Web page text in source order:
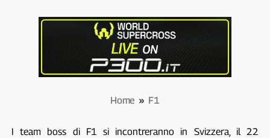
Home » F1
I team boss di F1 si incontreranno in Svizzera, il 22